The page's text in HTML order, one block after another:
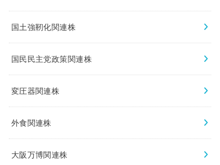
国土強靭化関連株
国民民主党政策関連株
変圧器関連株
外食関連株
大阪万博関連株